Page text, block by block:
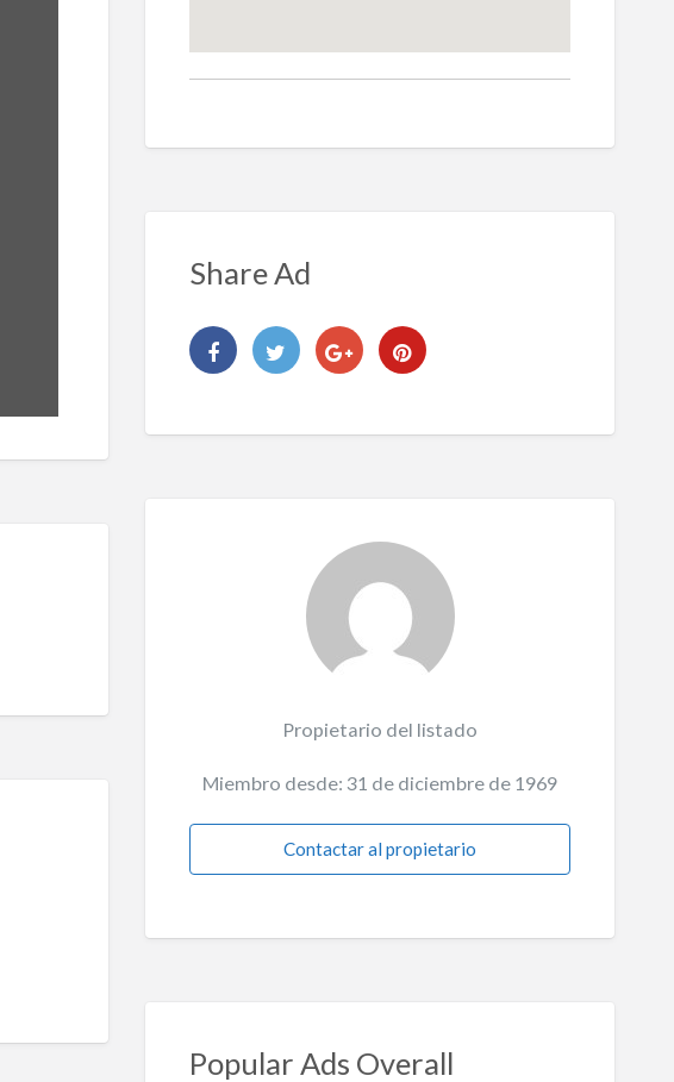
Share Ad
Propietario del listado
Miembro desde: 31 de diciembre de 1969
Contactar al propietario
Popular Ads Overall